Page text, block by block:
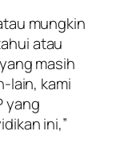
mungkin
atau
masih
lain, kami
yang
ini,”